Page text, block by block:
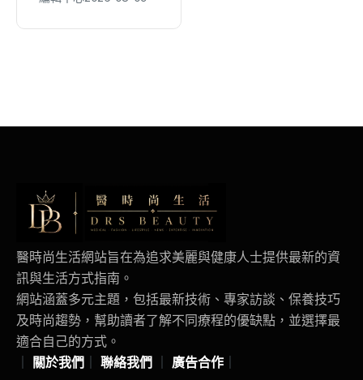
再創收視火花
醫時尚生活網站旨在為追求美麗與健康人士提供最新的資
訊與生活方式指南。
網站涵蓋多元主題，包括最新技術、專家訪談、保養技巧
及時尚趨勢，幫助讀者了解不同療程的優缺點，並選擇最
適合自己的方式。
關於我們 聯絡我們 廣告合作